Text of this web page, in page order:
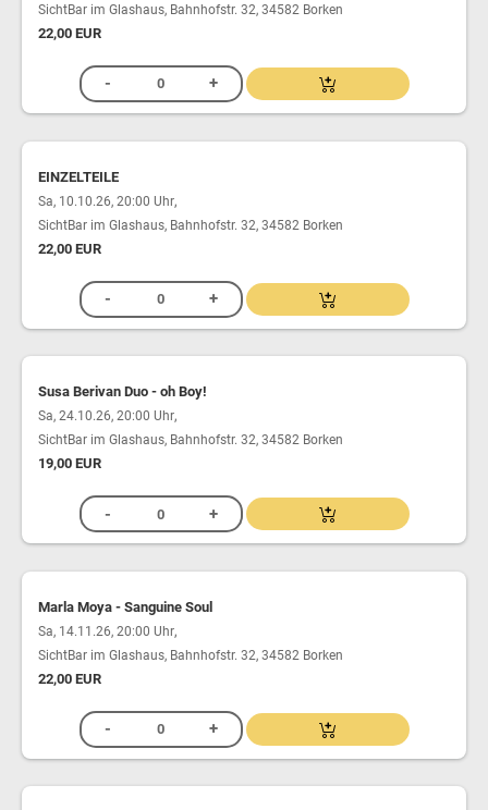
SichtBar im Glashaus, Bahnhofstr. 32, 34582 Borken
22,00 EUR
EINZELTEILE
Sa, 10.10.26, 20:00 Uhr,
SichtBar im Glashaus, Bahnhofstr. 32, 34582 Borken
22,00 EUR
Susa Berivan Duo - oh Boy!
Sa, 24.10.26, 20:00 Uhr,
SichtBar im Glashaus, Bahnhofstr. 32, 34582 Borken
19,00 EUR
Marla Moya - Sanguine Soul
Sa, 14.11.26, 20:00 Uhr,
SichtBar im Glashaus, Bahnhofstr. 32, 34582 Borken
22,00 EUR